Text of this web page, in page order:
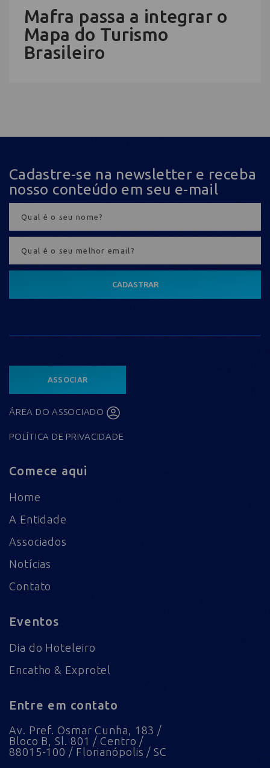
Mafra passa a integrar o
Mapa do Turismo
Brasileiro
Cadastre-se na newsletter e receba
nosso conteúdo em seu e-mail
CADASTRAR
ASSOCIAR
ÁREA DO ASSOCIADO
POLÍTICA DE PRIVACIDADE
Comece aqui
Home
A Entidade
Associados
Notícias
Contato
Eventos
Dia do Hoteleiro
Encatho & Exprotel
Entre em contato
Av. Pref. Osmar Cunha, 183 /
Bloco B, Sl. 801 / Centro /
88015-100 / Florianópolis / SC